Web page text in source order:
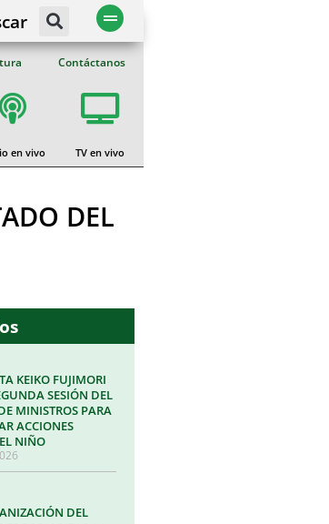
Contáctanos
en vivo TV en vivo
DEL
KEIKO FUJIMORI
SESIÓN DEL
MINISTROS PARA
ACCIONES
NIÑO
DEL